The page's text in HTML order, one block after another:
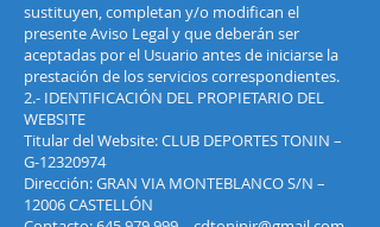
sustituyen, completan y/o modifican el
presente Aviso Legal y que deberán ser
aceptadas por el Usuario antes de iniciarse la
prestación de los servicios correspondientes.
2.- IDENTIFICACIÓN DEL PROPIETARIO DEL
WEBSITE
Titular del Website: CLUB DEPORTES TONIN –
G-12320974
Dirección: GRAN VIA MONTEBLANCO S/N –
12006 CASTELLÓN